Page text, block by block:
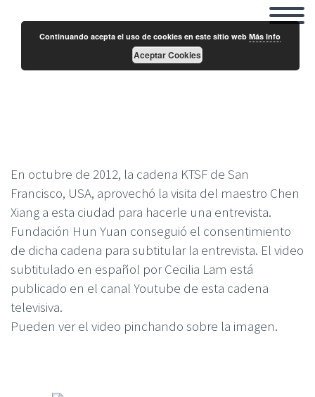
Entrevista al Maestro Chen Xiang de la cadena
En octubre de 2012, la cadena KTSF de San
Francisco, USA, aprovechó la visita del maestro Chen
Xiang a esta ciudad para hacerle una entrevista.
Fundación Hun Yuan conseguió el consentimiento
de dicha cadena para subtitular la entrevista. El video
subtitulado en español por Cecilia Lam está
publicado en el canal Youtube de esta cadena
televisiva.
Pueden ver el video pinchando sobre la imagen.
Continuando acepta el uso de cookies en este sitio webMás Info
Aceptar Cookies